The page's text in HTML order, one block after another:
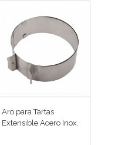
Aro para Tartas
Extensible Acero Inox.